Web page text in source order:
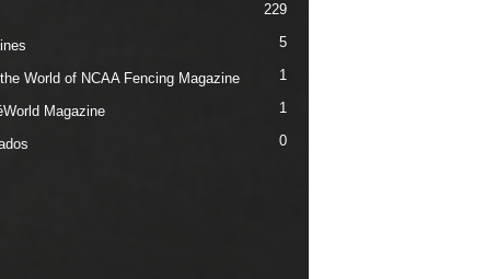
229
5
World of NCAA Fencing Magazine 1
Magazine 1
0